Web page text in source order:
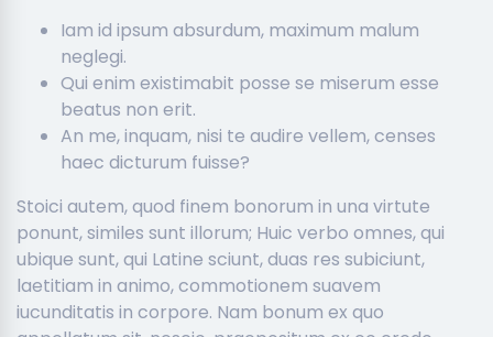
Iam id ipsum absurdum, maximum malum
neglegi.
Qui enim existimabit posse se miserum esse
beatus non erit.
An me, inquam, nisi te audire vellem, censes
haec dicturum fuisse?
Stoici autem, quod finem bonorum in una virtute
ponunt, similes sunt illorum; Huic verbo omnes, qui
ubique sunt, qui Latine sciunt, duas res subiciunt,
laetitiam in animo, commotionem suavem
iucunditatis in corpore. Nam bonum ex quo